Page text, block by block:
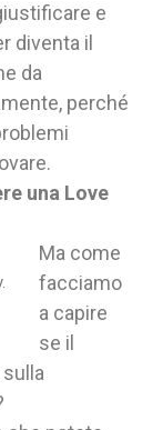
e
diventa il
da
perché
una Love
Ma come
facciamo
a capire
se il